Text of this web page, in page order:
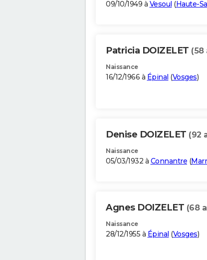
09/10/1949 à Vesoul (Haute-
Patricia DOIZELET (58
Naissance
16/12/1966 à Épinal (Vosges)
Denise DOIZELET (92
Naissance
05/03/1932 à Connantre (
Agnes DOIZELET (68
Naissance
28/12/1955 à Épinal (Vosges)